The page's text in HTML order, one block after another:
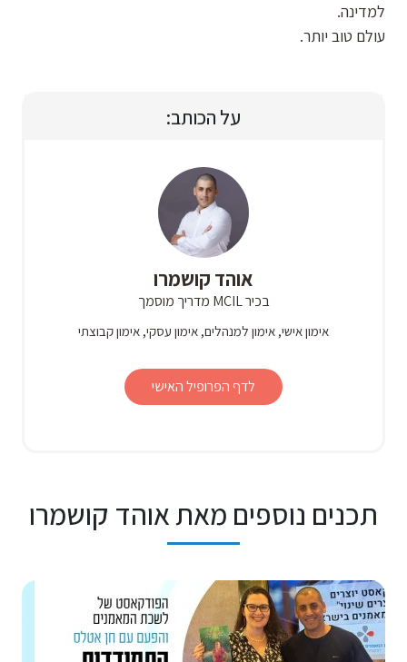
למדינה.
עולם טוב יותר.
על הכותב:
אוהד קושמרו
בכיר MCIL מדריך מוסמך
אימון אישי, אימון למנהלים, אימון עסקי, אימון קבוצתי
לדף הפרופיל האישי
תכנים נוספים מאת אוהד קושמרו